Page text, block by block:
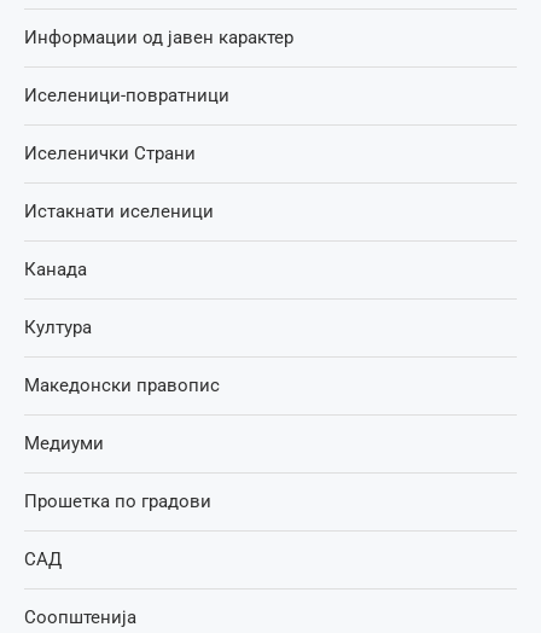
Информации од јавен карактер
Иселеници-повратници
Иселенички Страни
Истакнати иселеници
Канада
Култура
Македонски правопис
Медиуми
Прошетка по градови
САД
Соопштенија